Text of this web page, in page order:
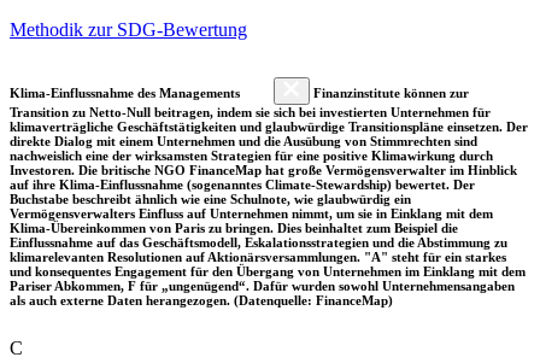
Methodik zur SDG-Bewertung
Klima-Einflussnahme des Managements
Finanzinstitute können zur
Transition zu Netto-Null beitragen, indem sie sich bei investierten Unternehmen für
klimaverträgliche Geschäftstätigkeiten und glaubwürdige Transitionspläne einsetzen. Der
direkte Dialog mit einem Unternehmen und die Ausübung von Stimmrechten sind
nachweislich eine der wirksamsten Strategien für eine positive Klimawirkung durch
Investoren. Die britische NGO FinanceMap hat große Vermögensverwalter im Hinblick
auf ihre Klima-Einflussnahme (sogenanntes Climate-Stewardship) bewertet. Der
Buchstabe beschreibt ähnlich wie eine Schulnote, wie glaubwürdig ein
Vermögensverwalters Einfluss auf Unternehmen nimmt, um sie in Einklang mit dem
Klima-Übereinkommen von Paris zu bringen. Dies beinhaltet zum Beispiel die
Einflussnahme auf das Geschäftsmodell, Eskalationsstrategien und die Abstimmung zu
klimarelevanten Resolutionen auf Aktionärsversammlungen. "A" steht für ein starkes
und konsequentes Engagement für den Übergang von Unternehmen im Einklang mit dem
Pariser Abkommen, F für „ungenügend“. Dafür wurden sowohl Unternehmensangaben
als auch externe Daten herangezogen. (Datenquelle: FinanceMap)
C